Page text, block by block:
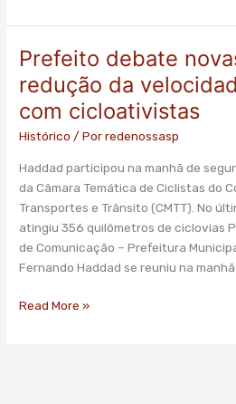
Prefeito debate
redução da
com cicloativistas
Histórico / Porredenossasp
Haddad participou na manhã de
da Câmara Temática de Ciclistas do
Transportes e Trânsito (CMTT). No
atingiu 356 quilômetros de ciclovias
de Comunicação – Prefeitura
Fernando Haddad se reuniu na
Prefeito
debate
novas
ciclovias
e
da
velocidade
máxima
com
cicloativistas
Read More »